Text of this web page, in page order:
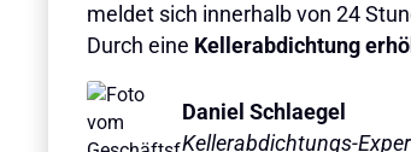
meldet sich innerhalb von 24
Durch eine Kellerabdichtung
Daniel Schlaegel
Kellerabdichtungs-